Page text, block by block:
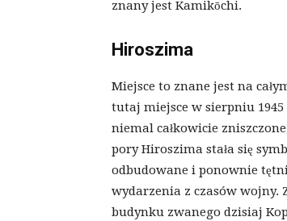
znany jest Kamikōchi.
Hiroszima
Miejsce to znane jest na
tutaj miejsce w sierpniu
niemal całkowicie
pory Hiroszima stała się
odbudowane i ponownie
wydarzenia z czasów
budynku zwanego dzisiaj